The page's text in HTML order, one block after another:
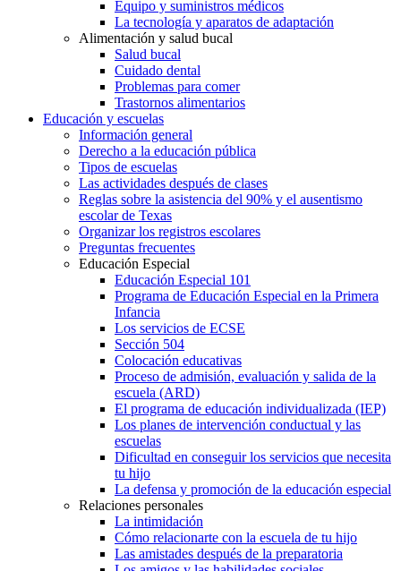
Equipo y suministros médicos
La tecnología y aparatos de adaptación
Alimentación y salud bucal
Salud bucal
Cuidado dental
Problemas para comer
Trastornos alimentarios
Educación y escuelas
Información general
Derecho a la educación pública
Tipos de escuelas
Las actividades después de clases
Reglas sobre la asistencia del 90% y el ausentismo
escolar de Texas
Organizar los registros escolares
Preguntas frecuentes
Educación Especial
Educación Especial 101
Programa de Educación Especial en la Primera
Infancia
Los servicios de ECSE
Sección 504
Colocación educativas
Proceso de admisión, evaluación y salida de la
escuela (ARD)
El programa de educación individualizada (IEP)
Los planes de intervención conductual y las
escuelas
Dificultad en conseguir los servicios que necesita
tu hijo
La defensa y promoción de la educación especial
Relaciones personales
La intimidación
Cómo relacionarte con la escuela de tu hijo
Las amistades después de la preparatoria